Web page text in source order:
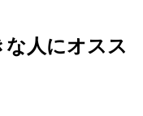
人にオスス